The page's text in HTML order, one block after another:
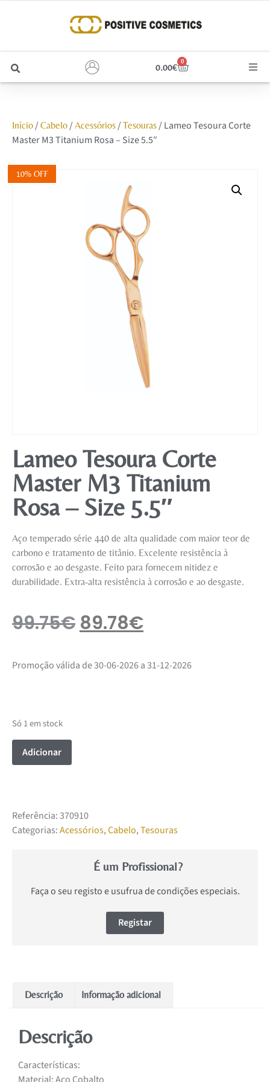
0.00€
0
Unhas
Início/ Cabelo/ Acessórios/ Tesouras/ Lameo Tesoura Corte
Master M3 Titanium Rosa – Size 5.5″
10% OFF
Lameo Tesoura Corte
Master M3 Titanium
Rosa – Size 5.5″
Aço temperado série 440 de alta qualidade com maior teor de
carbono e tratamento de titânio. Excelente resistência à
corrosão e ao desgaste. Feito para fornecem nitidez e
durabilidade. Extra-alta resistência à corrosão e ao desgaste.
99.75€ 89.78€
Promoção válida de 30-06-2026 a 31-12-2026
Só 1 em stock
Adicionar
Referência:370910
Categorias:Acessórios,Cabelo,Tesouras
É um Profissional?
Faça o seu registo e usufrua de condições especiais.
Registar
Descrição Informação adicional
Descrição
Características: